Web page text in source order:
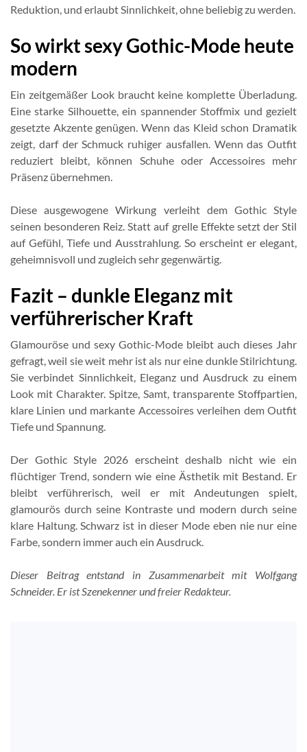
Reduktion, und erlaubt Sinnlichkeit, ohne beliebig zu werden.
So wirkt sexy Gothic-Mode heute
modern
Ein zeitgemäßer Look braucht keine komplette Überladung.
Eine starke Silhouette, ein spannender Stoffmix und gezielt
gesetzte Akzente genügen. Wenn das Kleid schon Dramatik
zeigt, darf der Schmuck ruhiger ausfallen. Wenn das Outfit
reduziert bleibt, können Schuhe oder Accessoires mehr
Präsenz übernehmen.
Diese ausgewogene Wirkung verleiht dem Gothic Style
seinen besonderen Reiz. Statt auf grelle Effekte setzt der Stil
auf Gefühl, Tiefe und Ausstrahlung. So erscheint er elegant,
geheimnisvoll und zugleich sehr gegenwärtig.
Fazit – dunkle Eleganz mit
verführerischer Kraft
Glamouröse und sexy Gothic-Mode bleibt auch dieses Jahr
gefragt, weil sie weit mehr ist als nur eine dunkle Stilrichtung.
Sie verbindet Sinnlichkeit, Eleganz und Ausdruck zu einem
Look mit Charakter. Spitze, Samt, transparente Stoffpartien,
klare Linien und markante Accessoires verleihen dem Outfit
Tiefe und Spannung.
Der Gothic Style 2026 erscheint deshalb nicht wie ein
flüchtiger Trend, sondern wie eine Ästhetik mit Bestand. Er
bleibt verführerisch, weil er mit Andeutungen spielt,
glamourös durch seine Kontraste und modern durch seine
klare Haltung. Schwarz ist in dieser Mode eben nie nur eine
Farbe, sondern immer auch ein Ausdruck.
Dieser Beitrag entstand in Zusammenarbeit mit Wolfgang
Schneider. Er ist Szenekenner und freier Redakteur.